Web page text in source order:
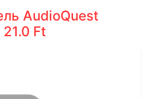
AudioQuest
Ft